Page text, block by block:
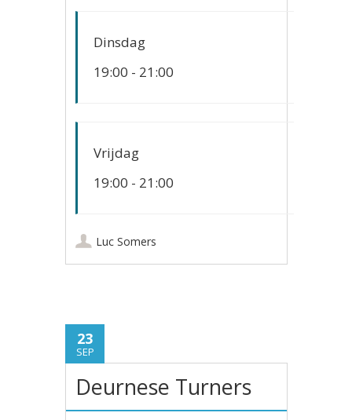
Dinsdag
19:00 - 21:00
Vrijdag
19:00 - 21:00
Luc Somers
23
SEP
Deurnese Turners